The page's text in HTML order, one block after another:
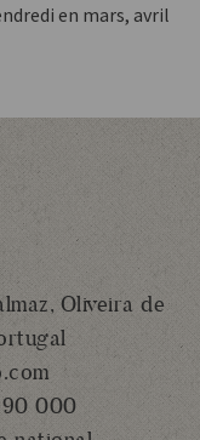
en mars, avril
Oliveira de
000